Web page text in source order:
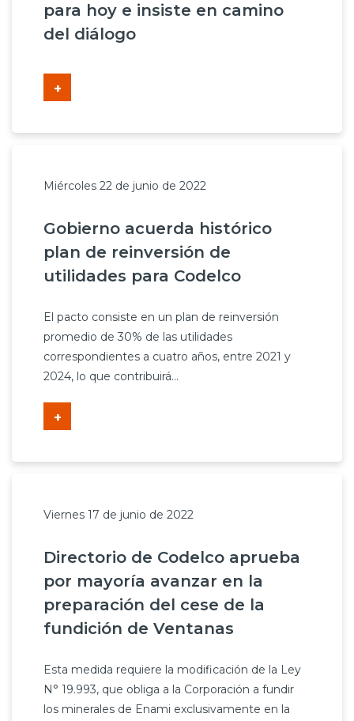
para hoy e insiste en camino
del diálogo
+
Miércoles 22 de junio de 2022
Gobierno acuerda histórico
plan de reinversión de
utilidades para Codelco
El pacto consiste en un plan de reinversión
promedio de 30% de las utilidades
correspondientes a cuatro años, entre 2021 y
2024, lo que contribuirá...
+
Viernes 17 de junio de 2022
Directorio de Codelco aprueba
por mayoría avanzar en la
preparación del cese de la
fundición de Ventanas
Esta medida requiere la modificación de la Ley
N° 19.993, que obliga a la Corporación a fundir
los minerales de Enami exclusivamente en la